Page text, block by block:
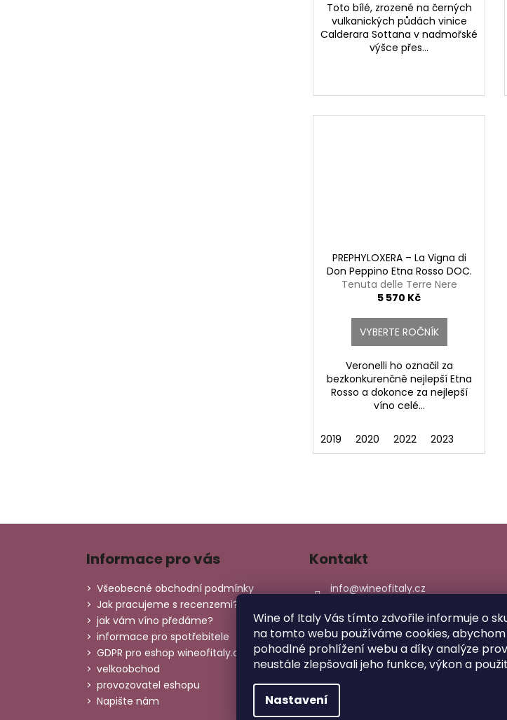
Wine of Italy Vás tímto zdvořile informuje o
na tomto webu používáme cookies,
pohodlné prohlížení webu a díky analýze
neustále zlepšovali jeho funkce, výkon a
Nastavení
Toto bílé, zrozené na černých
vulkanických půdách vinice
Calderara Sottana v nadmořské
výšce přes...
PREPHYLOXERA – La Vigna di
Don Peppino Etna Rosso DOC.
Tenuta delle Terre Nere
5 570 Kč
VYBERTE ROČNÍK
Veronelli ho označil za
bezkonkurenčně nejlepší Etna
Rosso a dokonce za nejlepší
víno celé...
2019 2020 2022 2023
Z
Informace pro vás
Všeobecné obchodní podmínky
Jak pracujeme s recenzemi?
jak vám víno předáme?
informace pro spotřebitele
GDPR pro eshop wineofitaly.cz
velkoobchod
provozovatel eshopu
Napište nám
Kontakt
info@wineofitaly.cz
774870915
wineofitaly/
wineofitaly/